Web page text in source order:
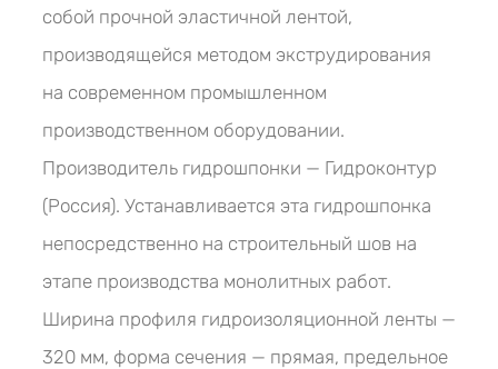
собой прочной эластичной лентой,
производящейся методом экструдирования
на современном промышленном
производственном оборудовании.
Производитель гидрошпонки — Гидроконтур
(Россия). Устанавливается эта гидрошпонка
непосредственно на строительный шов на
этапе производства монолитных работ.
Ширина профиля гидроизоляционной ленты —
320 мм, форма сечения — прямая, предельное